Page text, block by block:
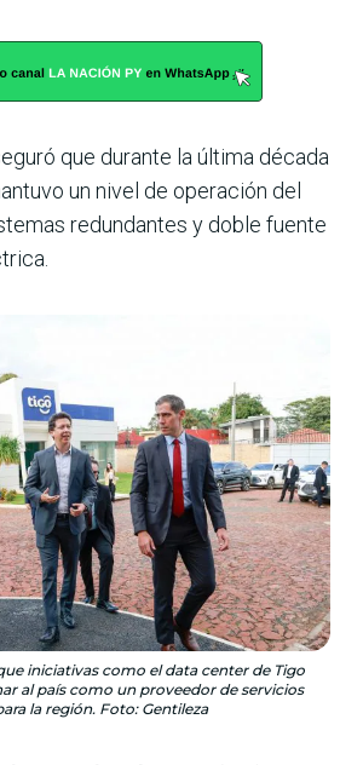
que durante la última década
un nivel de operación del
redundantes y doble fuente
iniciativas como el data center de Tigo
al país como un proveedor de servicios
la región. Foto: Gentileza